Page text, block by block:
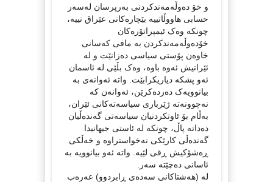
و خۆ دەوڵەمەندکردنی بەرپرسان لەسەر
حسابی هاووڵاتییە بێچارەکانی عێراق نییە،
چونکە وەک ئیمپراتۆرەکان
خۆدەوڵەمەندکردن بە مافی کەسانی
خاوەن پۆستی سیاسی دەزانێت و لە
ئێرانیش ئەوە باوە، وەک بڵێی لە ئاسمان
ئەو پشکە دیاریکرابێت. واتە ئەوانەی بە
بیانوویەک دەردەکرێن، ئەوانەن کە
نەچوونەتە ژێرباری سیاسەتەکانی ئێران،
بەڵام بۆ ئاوتکردنیان سیاسەتی گەندەڵیان
دەداتە پاڵ، چونکە لە ئاستی جیهانیدا
گەندەڵی کارێکی نەخواستراوە و خەڵکی
ڕەشۆکیش ڕقی لێیە. واتە ئەو بیانوویە بە
ئاسانی دەچێتە سەر.
لە (هەشتاکانی سەدەی ڕابردوو) عەرەب